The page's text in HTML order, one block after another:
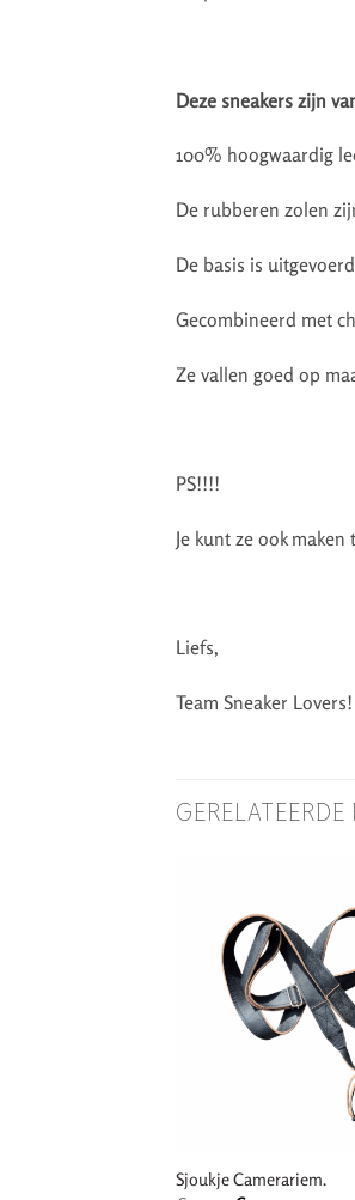
Deze sneakers zijn
100% hoogwaardig
De rubberen zolen
De basis is
Gecombineerd met
Ze vallen goed op
PS!!!!
Je kunt ze ook
Liefs,
Team Sneaker Lovers!
Sjoukje Camerariem.